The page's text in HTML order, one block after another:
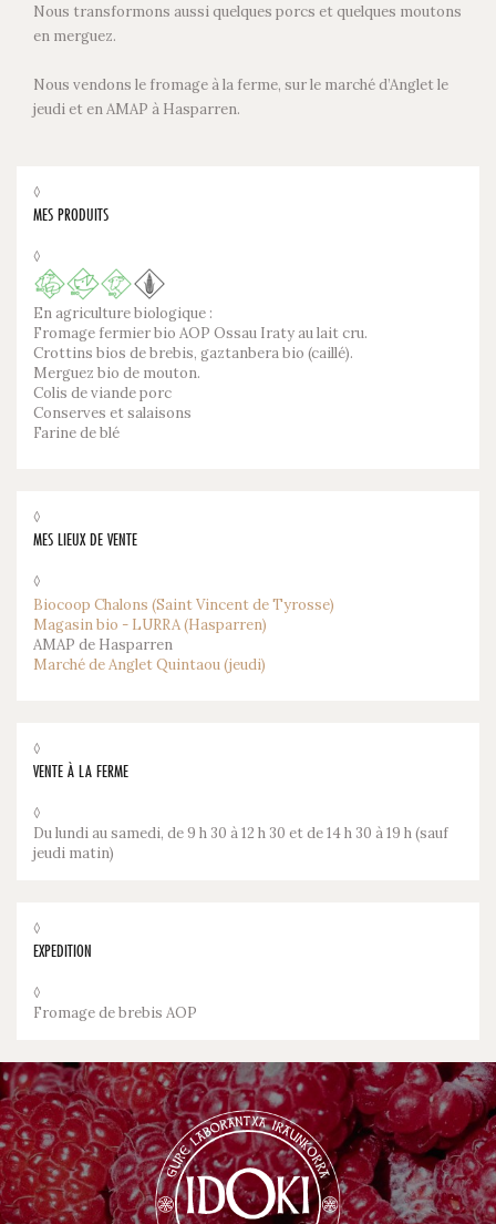
Nous transformons aussi quelques porcs et quelques moutons
en merguez.
Nous vendons le fromage à la ferme, sur le marché d’Anglet le
jeudi et en AMAP à Hasparren.
◊
MES PRODUITS
◊
En agriculture biologique :
Fromage fermier bio AOP Ossau Iraty au lait cru.
Crottins bios de brebis, gaztanbera bio (caillé).
Merguez bio de mouton.
Colis de viande porc
Conserves et salaisons
Farine de blé
◊
MES LIEUX DE VENTE
◊
Biocoop Chalons (Saint Vincent de Tyrosse)
Magasin bio - LURRA (Hasparren)
AMAP de Hasparren
Marché de Anglet Quintaou (jeudi)
◊
VENTE À LA FERME
◊
Du lundi au samedi, de 9 h 30 à 12 h 30 et de 14 h 30 à 19 h (sauf
jeudi matin)
◊
EXPEDITION
◊
Fromage de brebis AOP